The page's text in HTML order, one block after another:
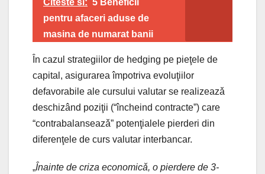
pentru afaceri aduse de
masina de numarat banii
În cazul strategiilor de hedging pe pieţele de
capital, asigurarea împotriva evoluţiilor
defavorabile ale cursului valutar se realizeazǎ
deschizând poziţii (“încheind contracte”) care
“contrabalanseazǎ” potenţialele pierderi din
diferenţele de curs valutar interbancar.
„Înainte de criza economicǎ, o pierdere de 3-